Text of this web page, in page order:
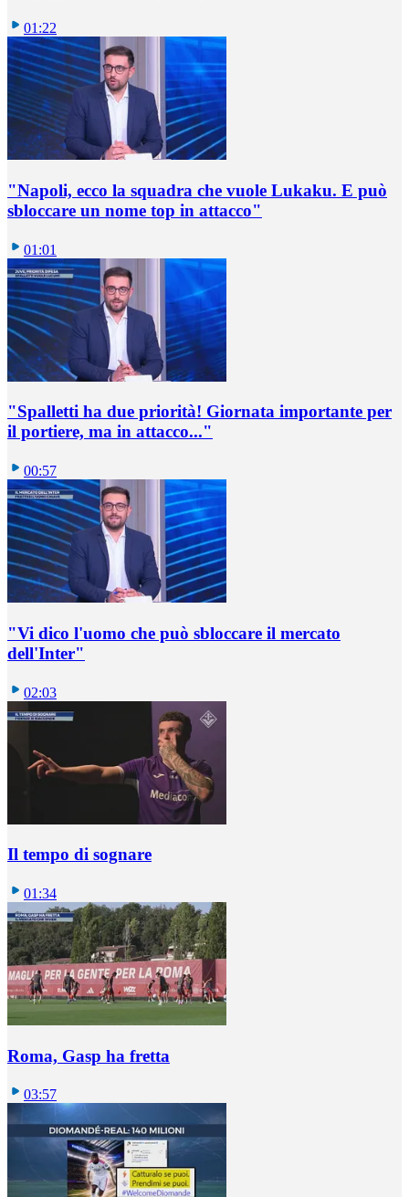
01:22
"Napoli, ecco la squadra che vuole Lukaku. E può
sbloccare un nome top in attacco"
01:01
"Spalletti ha due priorità! Giornata importante per
il portiere, ma in attacco..."
00:57
"Vi dico l'uomo che può sbloccare il mercato
dell'Inter"
02:03
Il tempo di sognare
01:34
Roma, Gasp ha fretta
03:57